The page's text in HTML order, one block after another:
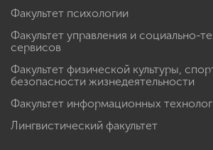
Факультет психологии
Факультет управления и социально-
сервисов
Факультет физической культуры,
безопасности жизнедеятельности
Факультет информационных
Лингвистический факультет